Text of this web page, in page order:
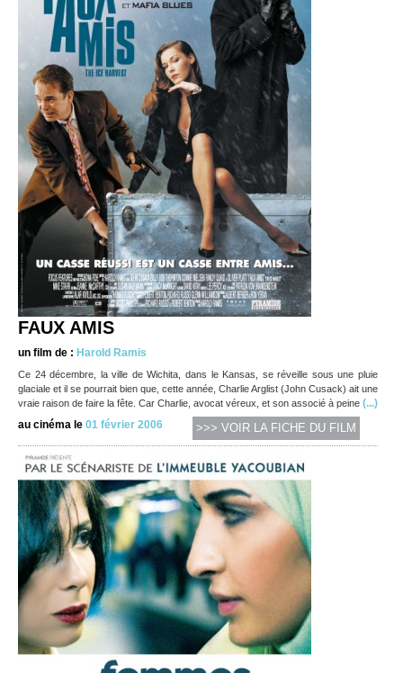
FAUX AMIS
un film de : Harold Ramis
Ce 24 décembre, la ville de Wichita, dans le Kansas, se réveille sous une pluie
glaciale et il se pourrait bien que, cette année, Charlie Arglist (John Cusack) ait une
vraie raison de faire la fête. Car Charlie, avocat véreux, et son associé à peine (...)
au cinéma le 01 février 2006 >>> VOIR LA FICHE DU FILM